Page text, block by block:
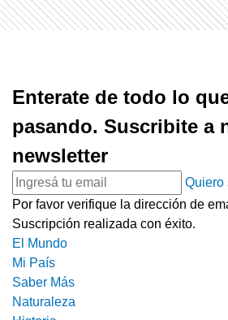
Enterate de todo lo
pasando. Suscribite a
newsletter
Quiero
Por favor verifique la dirección de
Suscripción realizada con éxito.
El Mundo
Mi País
Saber Más
Naturaleza